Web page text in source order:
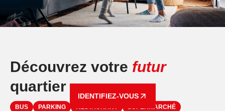
Découvrez votre futur
quartier
IDENTIFIEZ-VOUS
BUS PARKING RESTAURANT SUPERMARCHÉ